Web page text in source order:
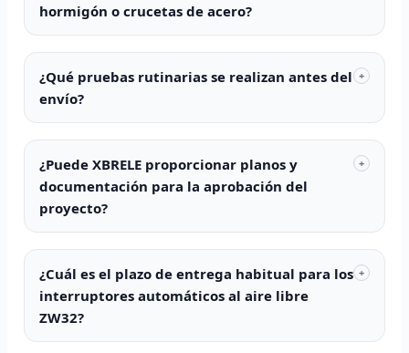
hormigón o crucetas de acero?
¿Qué pruebas rutinarias se realizan antes del
envío?
+
¿Puede XBRELE proporcionar planos y
documentación para la aprobación del
proyecto?
+
¿Cuál es el plazo de entrega habitual para los
interruptores automáticos al aire libre
ZW32?
+